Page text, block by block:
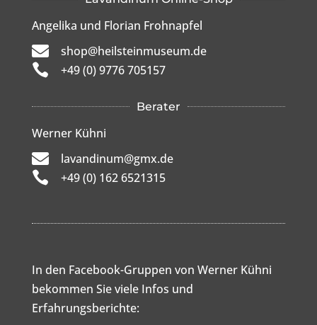
Angelika und Florian Frohnapfel
 shop@heilsteinmuseum.de
 +49 (0) 9776 705157
Berater
Werner Kühni
 lavandinum@gmx.de
 +49 (0) 162 6521315
In den Facebook-Gruppen von Werner Kühni
bekommen Sie viele Infos und
Erfahrungsberichte: